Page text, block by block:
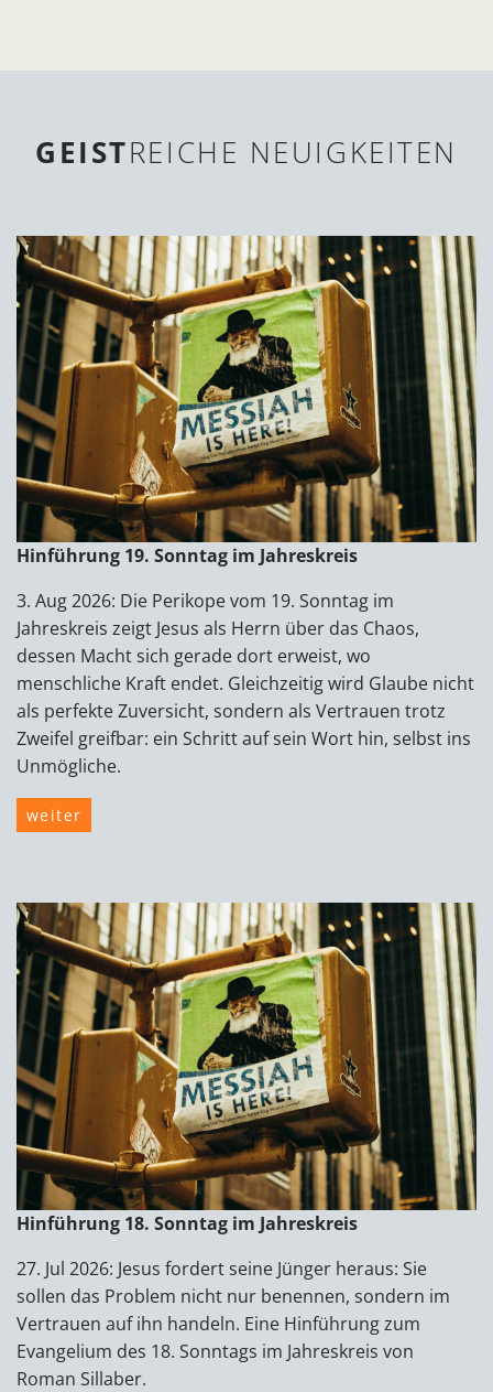
GEISTREICHE NEUIGKEITEN
Hinführung 19. Sonntag im Jahreskreis
3. Aug 2026: Die Perikope vom 19. Sonntag im
Jahreskreis zeigt Jesus als Herrn über das Chaos,
dessen Macht sich gerade dort erweist, wo
menschliche Kraft endet. Gleichzeitig wird Glaube nicht
als perfekte Zuversicht, sondern als Vertrauen trotz
Zweifel greifbar: ein Schritt auf sein Wort hin, selbst ins
Unmögliche.
weiter
Hinführung 18. Sonntag im Jahreskreis
27. Jul 2026: Jesus fordert seine Jünger heraus: Sie
sollen das Problem nicht nur benennen, sondern im
Vertrauen auf ihn handeln. Eine Hinführung zum
Evangelium des 18. Sonntags im Jahreskreis von
Roman Sillaber.